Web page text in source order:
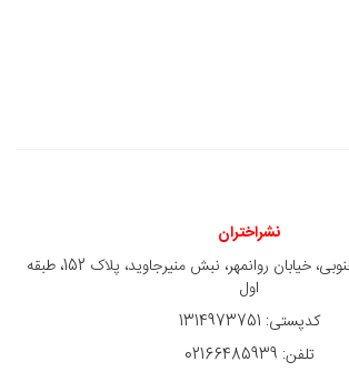
نشراختران
آدرس: خیابان کارگر جنوبی، خیابان روانمهر، نبش منیرجاوید، پلاک 152، طبقه
اول
کدپستی: 1314973751
تلفن: 02166485939